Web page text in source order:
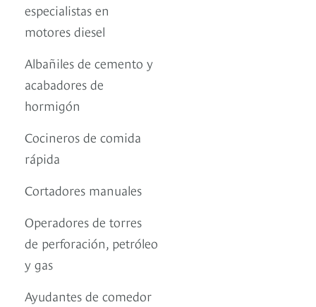
especialistas en
motores diesel
Albañiles de cemento y
acabadores de
hormigón
Cocineros de comida
rápida
Cortadores manuales
Operadores de torres
de perforación, petróleo
y gas
Ayudantes de comedor